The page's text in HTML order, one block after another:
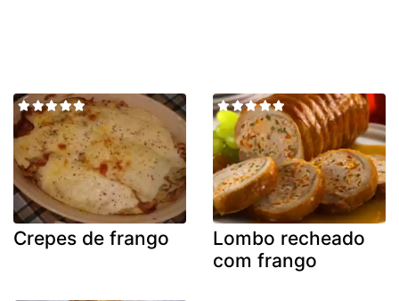
Crepes de frango
Lombo recheado
com frango